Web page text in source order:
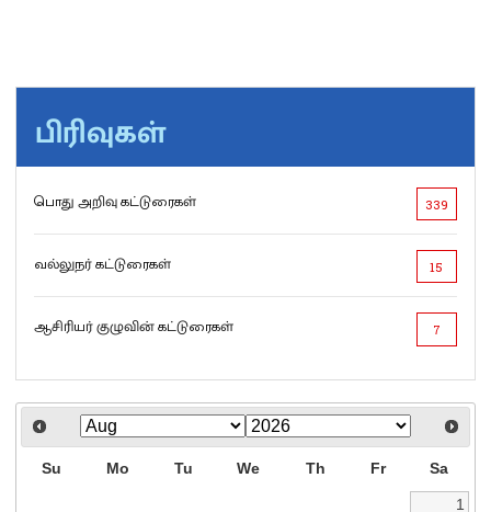
பிரிவுகள்
பொது அறிவு கட்டுரைகள் 339
வல்லுநர் கட்டுரைகள் 15
ஆசிரியர் குழுவின் கட்டுரைகள் 7
Su Mo Tu We Th Fr Sa
1